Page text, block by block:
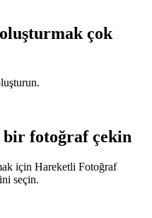
çok
bir fotoğraf çekin
için Hareketli Fotoğraf
seçin.